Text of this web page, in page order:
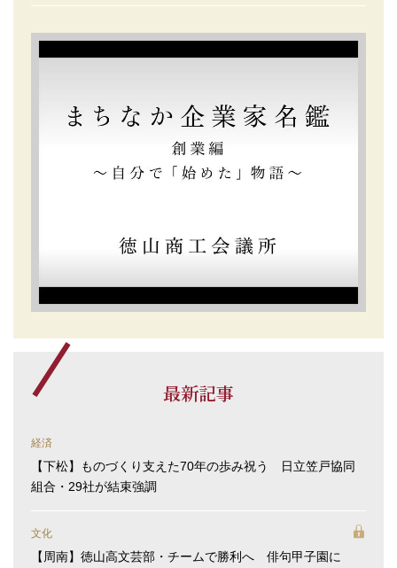
最新記事
経済
【下松】ものづくり支えた70年の歩み祝う 日立笠戸協同
組合・29社が結束強調
文化
【周南】徳山高文芸部・チームで勝利へ 俳句甲子園に